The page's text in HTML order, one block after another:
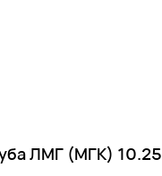
ЛМГ (МГК) 10.25